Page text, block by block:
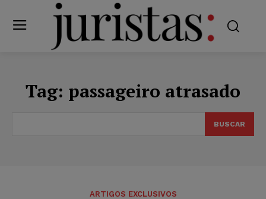
Tag: passageiro atrasado
BUSCAR
ARTIGOS EXCLUSIVOS